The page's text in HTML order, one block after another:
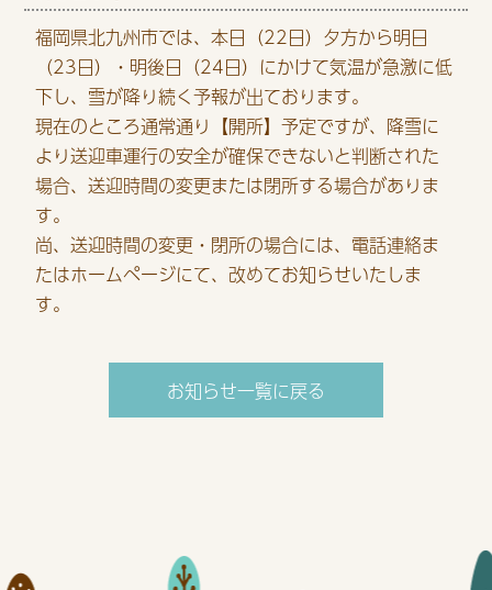
福岡県北九州市では、本日（22日）夕方から明日
（23日）・明後日（24日）にかけて気温が急激に低
下し、雪が降り続く予報が出ております。
現在のところ通常通り【開所】予定ですが、降雪に
より送迎車運行の安全が確保できないと判断された
場合、送迎時間の変更または閉所する場合がありま
す。
尚、送迎時間の変更・閉所の場合には、電話連絡ま
たはホームページにて、改めてお知らせいたしま
す。
お知らせ一覧に戻る